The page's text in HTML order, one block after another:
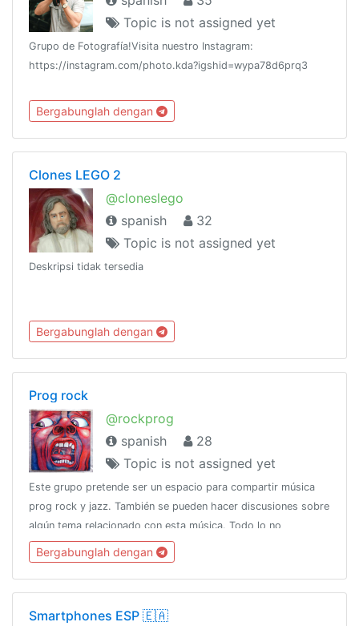
Topic is not assigned yet
Grupo de Fotografía!Visita nuestro Instagram:
https://instagram.com/photo.kda?igshid=wypa78d6prq3
Bergabunglah dengan
Clones LEGO 2
@cloneslego
spanish
32
Topic is not assigned yet
Deskripsi tidak tersedia
Bergabunglah dengan
Prog rock
@rockprog
spanish
28
Topic is not assigned yet
Este grupo pretende ser un espacio para compartir música
prog rock y jazz. También se pueden hacer discusiones sobre
algún tema relacionado con esta música. Todo lo no
relacionado a lo anterior se eliminará.
Bergabunglah dengan
Smartphones ESP 🇪🇦